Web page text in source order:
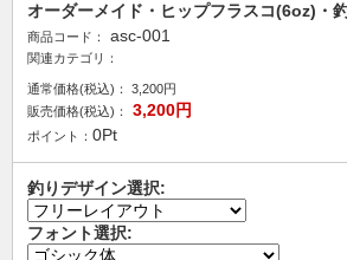
オーダーメイド・ヒップフラスコ(6oz)・
商品コード： asc-001
関連カテゴリ：
通常価格(税込)： 3,200円
販売価格(税込)：
3,200円
ポイント： 0Pt
釣りデザイン選択:
フォント選択: